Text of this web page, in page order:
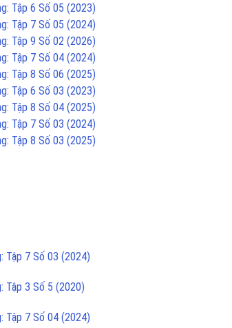
Tập 6 Số 05 (2023)
Tập 7 Số 05 (2024)
Tập 9 Số 02 (2026)
Tập 7 Số 04 (2024)
Tập 8 Số 06 (2025)
Tập 6 Số 03 (2023)
Tập 8 Số 04 (2025)
Tập 7 Số 03 (2024)
Tập 8 Số 03 (2025)
Tập 7 Số 03 (2024)
Tập 3 Số 5 (2020)
Tập 7 Số 04 (2024)